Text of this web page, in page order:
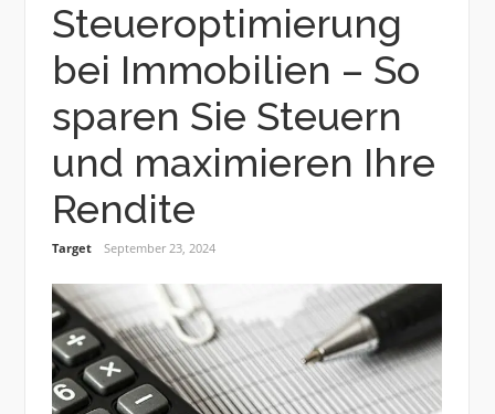
Steueroptimierung
bei Immobilien – So
sparen Sie Steuern
und maximieren Ihre
Rendite
Target September 23, 2024